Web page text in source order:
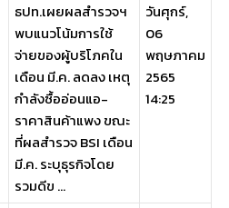
ธปท.เผยผลสำรวจฯ
พบแนวโน้มการใช้
จ่ายของผู้บริโภคใน
เดือน มี.ค. ลดลง เหตุ
กำลังซื้ออ่อนแอ-
ราคาสินค้าแพง ขณะ
ที่ผลสำรวจ BSI เดือน
มี.ค. ระบุธุรกิจโดย
รวมดีข ...
วันศุกร์,
06
พฤษภาคม
2565
14:25